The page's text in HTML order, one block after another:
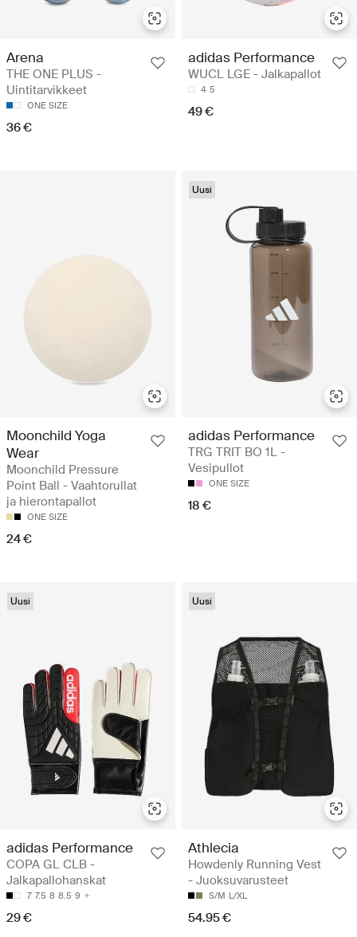
Arena
THE ONE PLUS -
Uintitarvikkeet
ONE SIZE
36 €
adidas Performance
WUCL LGE - Jalkapallot
4 5
49 €
Moonchild Yoga
Wear
Moonchild Pressure
Point Ball - Vaahtorullat
ja hierontapallot
ONE SIZE
24 €
Uusi
adidas Performance
TRG TRIT BO 1L -
Vesipullot
ONE SIZE
18 €
Uusi
adidas Performance
COPA GL CLB -
Jalkapallohanskat
7 7.5 8 8.5 9
29 €
Uusi
Athlecia
Howdenly Running Vest
- Juoksuvarusteet
S/M L/XL
54.95 €